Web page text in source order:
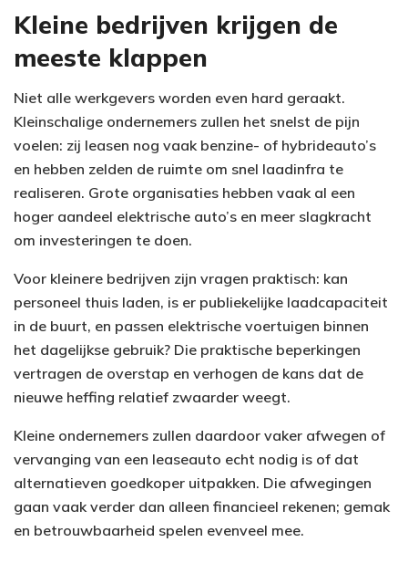
Kleine bedrijven krijgen de
meeste klappen
Niet alle werkgevers worden even hard geraakt.
Kleinschalige ondernemers zullen het snelst de pijn
voelen: zij leasen nog vaak benzine- of hybrideauto’s
en hebben zelden de ruimte om snel laadinfra te
realiseren. Grote organisaties hebben vaak al een
hoger aandeel elektrische auto’s en meer slagkracht
om investeringen te doen.
Voor kleinere bedrijven zijn vragen praktisch: kan
personeel thuis laden, is er publiekelijke laadcapaciteit
in de buurt, en passen elektrische voertuigen binnen
het dagelijkse gebruik? Die praktische beperkingen
vertragen de overstap en verhogen de kans dat de
nieuwe heffing relatief zwaarder weegt.
Kleine ondernemers zullen daardoor vaker afwegen of
vervanging van een leaseauto echt nodig is of dat
alternatieven goedkoper uitpakken. Die afwegingen
gaan vaak verder dan alleen financieel rekenen; gemak
en betrouwbaarheid spelen evenveel mee.